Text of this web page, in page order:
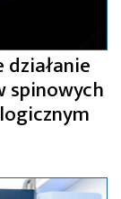
spinowych